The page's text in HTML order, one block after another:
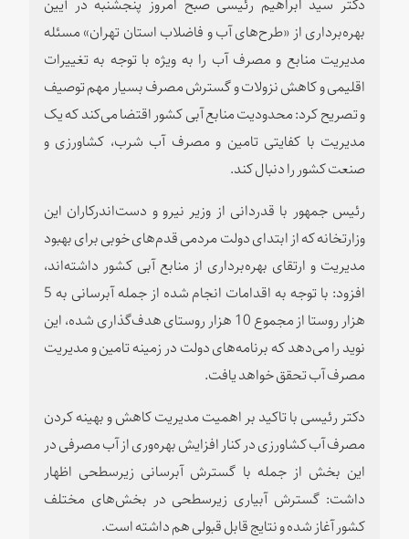
بهره‌برداری از «طرح‌های آب و فاضلاب استان تهران» مسئله
مدیریت منابع و مصرف آب را به ویژه با توجه به تغییرات
اقلیمی و کاهش نزولات و گسترش مصرف بسیار مهم توصیف
و تصریح کرد: محدودیت منابع آبی کشور اقتضا می‌کند که یک
مدیریت با کفایتی تامین و مصرف آب شرب، کشاورزی و
صنعت کشور را دنبال کند.
رئیس جمهور با قدردانی از وزیر نیرو و دست‌اندرکاران این
وزارتخانه که از ابتدای دولت مردمی قدم‌های خوبی برای بهبود
مدیریت و ارتقای بهره‌برداری از منابع آبی کشور داشته‌اند،
افزود: با توجه به اقدامات انجام شده از جمله آبرسانی به 5
هزار روستا از مجموع 10 هزار روستای هدف‌گذاری شده، این
نوید را می‌دهد که برنامه‌های دولت در زمینه تامین و مدیریت
مصرف آب تحقق خواهد یافت.
دکتر رئیسی با تاکید بر اهمیت مدیریت کاهش و بهینه کردن
مصرف آب کشاورزی در کنار افزایش بهره‌وری از آب مصرفی در
این بخش از جمله با گسترش آبرسانی زیرسطحی اظهار
داشت: گسترش آبیاری زیرسطحی در بخش‌های مختلف
کشور آغاز شده و نتایج قابل قبولی هم داشته است.